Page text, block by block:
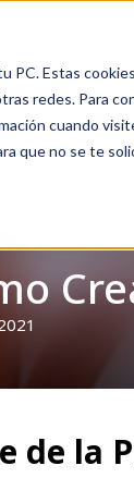
PC. Estas
redes. Para
cuando
que no se te
de la